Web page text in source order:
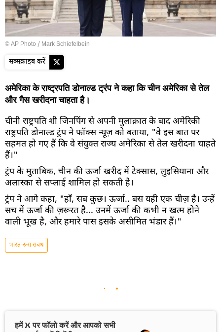
© AP Photo / Mark Schiefelbein
सब्सक्राइब करें
अमेरिका के राष्ट्रपति डोनाल्ड ट्रंप ने कहा कि चीन अमेरिका से तेल
और गैस खरीदना चाहता है।
चीनी राष्ट्रपति शी जिनपिंग से अपनी मुलाक़ात के बाद अमेरिकी
राष्ट्रपति डोनाल्ड ट्रंप ने फॉक्स न्यूज़ को बताया, "वे इस बात पर
सहमत हो गए हैं कि वे संयुक्त राज्य अमेरिका से तेल खरीदना चाहते
हैं।"
ट्रंप के मुताबिक, चीन की ऊर्जा खरीद में टेक्सास, लुइसियाना और
अलास्का से सप्लाई शामिल हो सकती है।
ट्रंप ने आगे कहा, "हाँ, सब कुछ। ऊर्जा.. बस यही एक चीज़ है। उन्हें
सच में ऊर्जा की ज़रूरत है... उनमें ऊर्जा की कभी न खत्म होने
वाली भूख है, और हमारे पास इसके असीमित भंडार हैं।"
भारत-रूस संबंध
हमें X पर फॉलो करें और आपको सभी